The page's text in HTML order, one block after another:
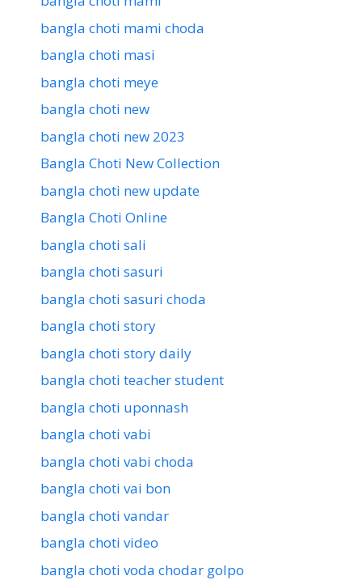
bangla choti mami choda
bangla choti masi
bangla choti meye
bangla choti new
bangla choti new 2023
Bangla Choti New Collection
bangla choti new update
Bangla Choti Online
bangla choti sali
bangla choti sasuri
bangla choti sasuri choda
bangla choti story
bangla choti story daily
bangla choti teacher student
bangla choti uponnash
bangla choti vabi
bangla choti vabi choda
bangla choti vai bon
bangla choti vandar
bangla choti video
bangla choti voda chodar golpo